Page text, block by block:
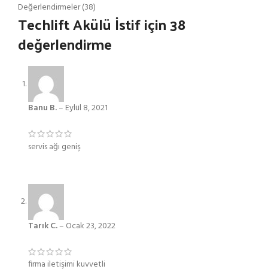
Değerlendirmeler (38)
Techlift Akülü İstifiçin 38
değerlendirme
Banu B.– Eylül 8, 2021
servis ağı geniş
Tarık C.– Ocak 23, 2022
firma iletişimi kuvvetli